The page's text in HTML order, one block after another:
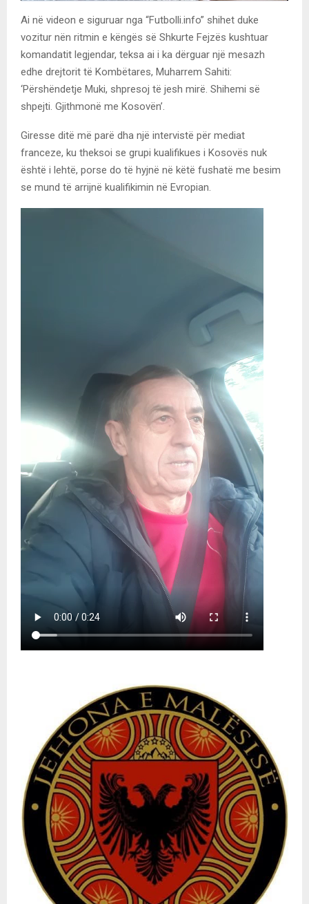
Ai në videon e siguruar nga “Futbolli.info” shihet duke
vozitur nën ritmin e këngës së Shkurte Fejzës kushtuar
komandatit legjendar, teksa ai i ka dërguar një mesazh
edhe drejtorit të Kombëtares, Muharrem Sahiti:
‘Përshëndetje Muki, shpresoj të jesh mirë. Shihemi së
shpejti. Gjithmonë me Kosovën’.
Giresse ditë më parë dha një intervistë për mediat
franceze, ku theksoi se grupi kualifikues i Kosovës nuk
është i lehtë, porse do të hyjnë në këtë fushatë me besim
se mund të arrijnë kualifikimin në Evropian.